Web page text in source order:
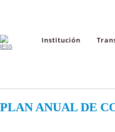
Institución
PLAN ANUAL DE